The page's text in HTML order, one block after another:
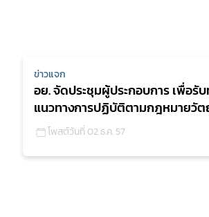
ข่าวแจก
อย. จัดประชุมผู้ประกอบการ เพื่อรั
แนวทางการปฏิบัติตามกฎหมายวั
โพสต์วันที่ 02 ธ.ค. 57